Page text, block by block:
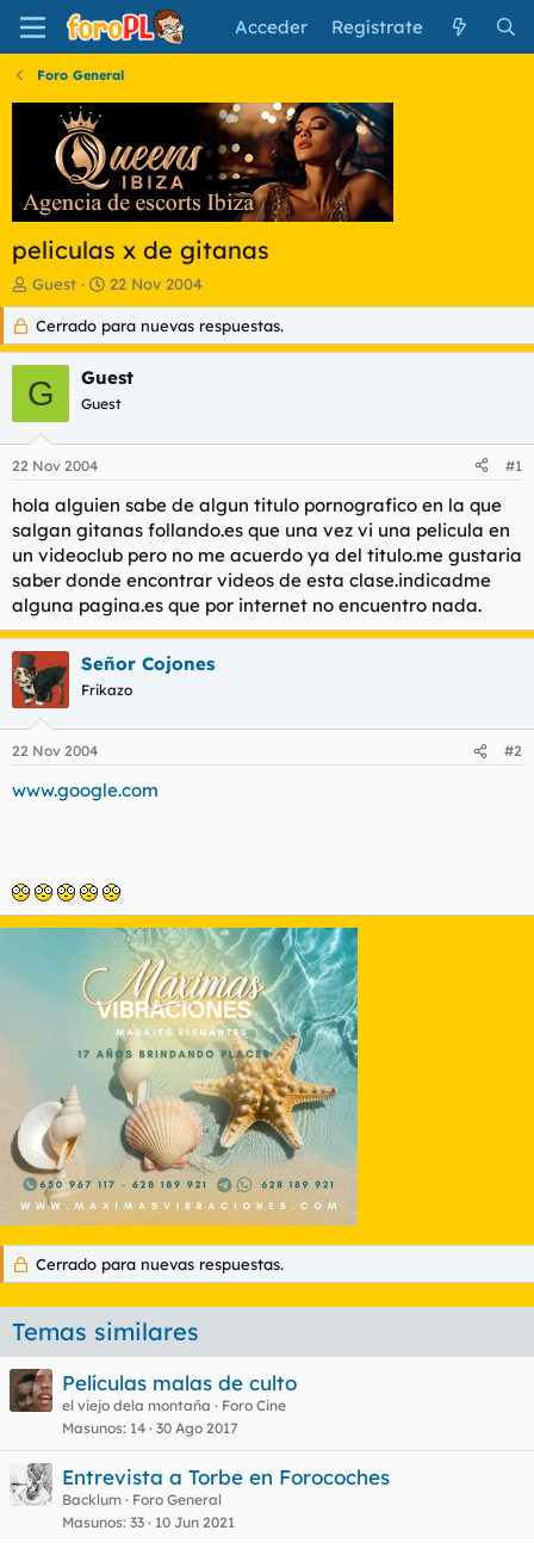
Acceder Regístrate
Foro General
peliculas x de gitanas
I
n
c
i
a
d
o
d
e
t
e
m
a
Guest
F
e
c
h
d
e
i
o
22 Nov 2004
Cerrado para nuevas respuestas.
G Guest
Guest
22 Nov 2004 #1
hola alguien sabe de algun titulo pornografico en la que
salgan gitanas follando.es que una vez vi una pelicula en
un videoclub pero no me acuerdo ya del titulo.me gustaria
saber donde encontrar videos de esta clase.indicadme
alguna pagina.es que por internet no encuentro nada.
Señor Cojones
Frikazo
22 Nov 2004 #2
www.google.com
Cerrado para nuevas respuestas.
Temas similares
Películas malas de culto
el viejo dela montaña
Foro Cine
Masunos 14 30 Ago 2017
Entrevista a Torbe en Forocoches
Backlum
Foro General
Masunos 33 10 Jun 2021